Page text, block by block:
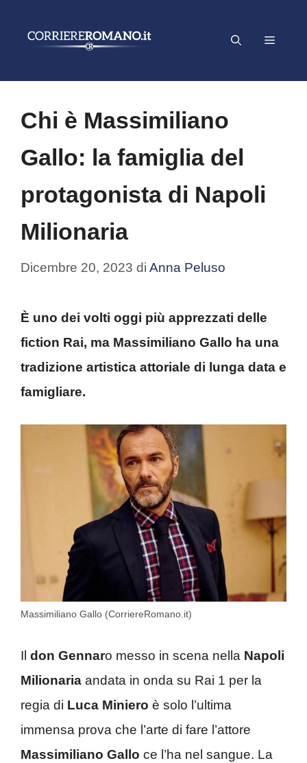
Menu
Chi è Massimiliano
Gallo: la famiglia del
protagonista di Napoli
Milionaria
Dicembre 20, 2023 di Anna Peluso
È uno dei volti oggi più apprezzati delle
fiction Rai, ma Massimiliano Gallo ha una
tradizione artistica attoriale di lunga data e
famigliare.
Massimiliano Gallo (CorriereRomano.it)
Il don Gennaro messo in scena nella Napoli
Milionaria andata in onda su Rai 1 per la
regia di Luca Miniero è solo l’ultima
immensa prova che l’arte di fare l’attore
Massimiliano Gallo ce l’ha nel sangue. La